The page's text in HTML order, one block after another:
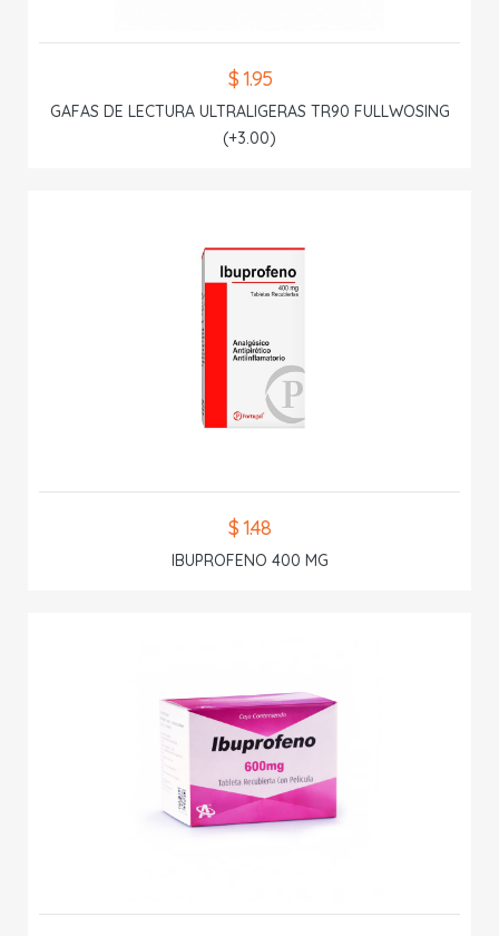
$ 1.95
GAFAS DE LECTURA ULTRALIGERAS TR90 FULLWOSING
(+3.00)
$ 1.48
IBUPROFENO 400 MG